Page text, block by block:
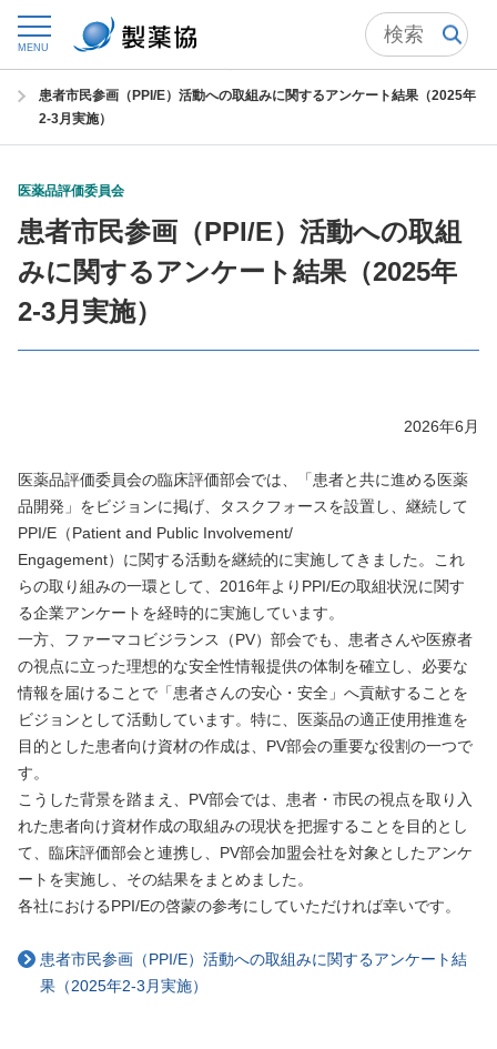
MENU
トップ 委員会からの情報発信 医薬品評価委員会
患者市民参画（PPI/E）活動への取組みに関するアンケート結果（2025年
2-3月実施）
医薬品評価委員会
患者市民参画（PPI/E）活動への取組
みに関するアンケート結果（2025年
2-3月実施）
2026年6月
医薬品評価委員会の臨床評価部会では、「患者と共に進める医薬
品開発」をビジョンに掲げ、タスクフォースを設置し、継続して
PPI/E（Patient and Public Involvement/
Engagement）に関する活動を継続的に実施してきました。これ
らの取り組みの一環として、2016年よりPPI/Eの取組状況に関す
る企業アンケートを経時的に実施しています。
一方、ファーマコビジランス（PV）部会でも、患者さんや医療者
の視点に立った理想的な安全性情報提供の体制を確立し、必要な
情報を届けることで「患者さんの安心・安全」へ貢献することを
ビジョンとして活動しています。特に、医薬品の適正使用推進を
目的とした患者向け資材の作成は、PV部会の重要な役割の一つで
す。
こうした背景を踏まえ、PV部会では、患者・市民の視点を取り入
れた患者向け資材作成の取組みの現状を把握することを目的とし
て、臨床評価部会と連携し、PV部会加盟会社を対象としたアンケ
ートを実施し、その結果をまとめました。
各社におけるPPI/Eの啓蒙の参考にしていただければ幸いです。
患者市民参画（PPI/E）活動への取組みに関するアンケート結
果（2025年2-3月実施）